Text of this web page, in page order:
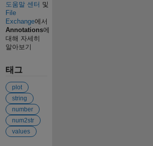
도움말 센터 및
File
Exchange에서
Annotations에
대해 자세히
알아보기
태그
plot
string
number
num2str
values